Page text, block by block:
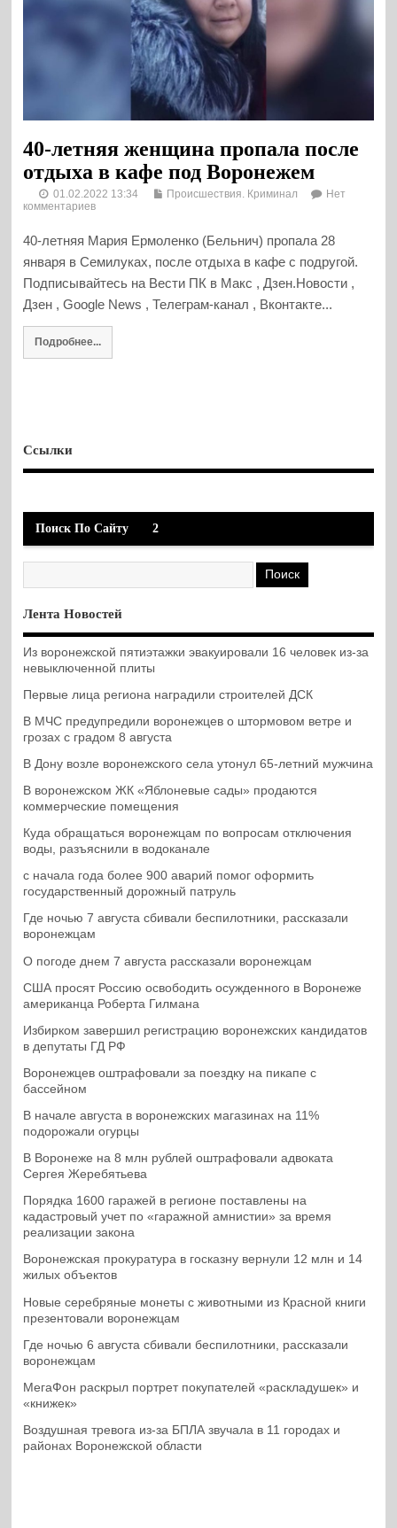
40-летняя женщина пропала после
отдыха в кафе под Воронежем
01.02.2022 13:34 Происшествия. Криминал
Нет
комментариев
40-летняя Мария Ермоленко (Бельнич) пропала 28
января в Семилуках, после отдыха в кафе с подругой.
Подписывайтесь на Вести ПК в Макс , Дзен.Новости ,
Дзен , Google News , Телеграм-канал , Вконтакте...
Подробнее...
Ссылки
Поиск По Сайту 2
Лента Новостей
Из воронежской пятиэтажки эвакуировали 16 человек из-за
невыключенной плиты
Первые лица региона наградили строителей ДСК
В МЧС предупредили воронежцев о штормовом ветре и
грозах с градом 8 августа
В Дону возле воронежского села утонул 65-летний мужчина
В воронежском ЖК «Яблоневые сады» продаются
коммерческие помещения
Куда обращаться воронежцам по вопросам отключения
воды, разъяснили в водоканале
с начала года более 900 аварий помог оформить
государственный дорожный патруль
Где ночью 7 августа сбивали беспилотники, рассказали
воронежцам
О погоде днем 7 августа рассказали воронежцам
США просят Россию освободить осужденного в Воронеже
американца Роберта Гилмана
Избирком завершил регистрацию воронежских кандидатов
в депутаты ГД РФ
Воронежцев оштрафовали за поездку на пикапе с
бассейном
В начале августа в воронежских магазинах на 11%
подорожали огурцы
В Воронеже на 8 млн рублей оштрафовали адвоката
Сергея Жеребятьева
Порядка 1600 гаражей в регионе поставлены на
кадастровый учет по «гаражной амнистии» за время
реализации закона
Воронежская прокуратура в госказну вернули 12 млн и 14
жилых объектов
Новые серебряные монеты с животными из Красной книги
презентовали воронежцам
Где ночью 6 августа сбивали беспилотники, рассказали
воронежцам
МегаФон раскрыл портрет покупателей «раскладушек» и
«книжек»
Воздушная тревога из-за БПЛА звучала в 11 городах и
районах Воронежской области